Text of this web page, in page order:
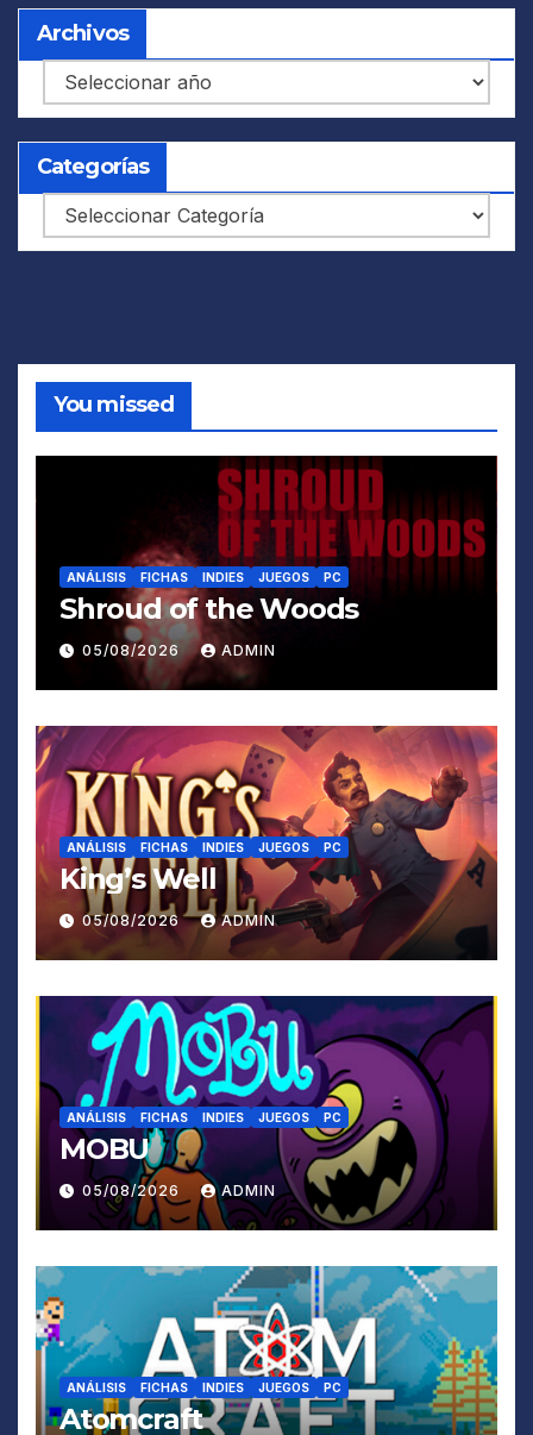
Archivos
Archivos
Categorías
Categorías
You missed
ANÁLISIS FICHAS INDIES JUEGOS PC
Shroud of the Woods
05/08/2026 ADMIN
ANÁLISIS FICHAS INDIES JUEGOS PC
King’s Well
05/08/2026 ADMIN
ANÁLISIS FICHAS INDIES JUEGOS PC
MOBU
05/08/2026 ADMIN
ANÁLISIS FICHAS INDIES JUEGOS PC
Atomcraft